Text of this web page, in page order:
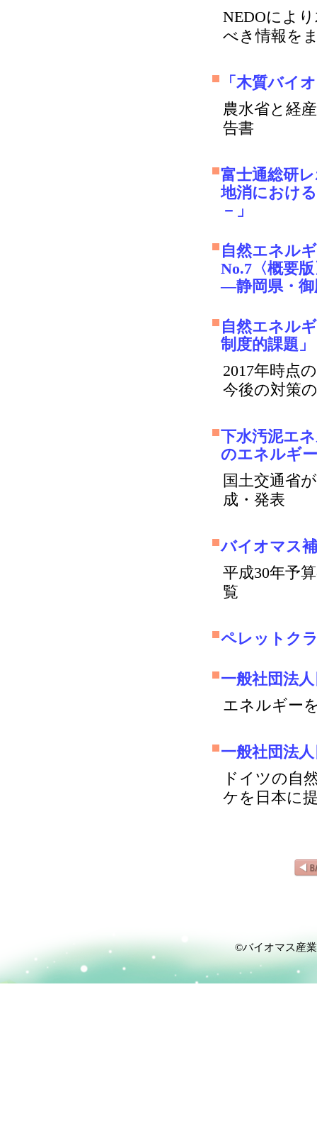
NEDOによ
べき情報を
「木質バイ
農水省と経
告書
富士通総研
地消におけ
－」
自然エネル
No.7〈概要
―静岡県・御
自然エネル
制度的課題」
2017年時点
今後の対策
下水汚泥エ
のエネルギ
国土交通省
成・発表
バイオマス
平成30年予
覧
ペレットク
一般社団法
エネルギー
一般社団法
ドイツの自
ケを日本に
©バイオマス産